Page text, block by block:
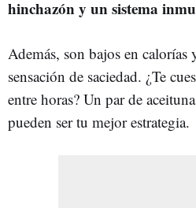
hinchazón y un sistema
Además, son bajos en calorías
sensación de saciedad. ¿Te
entre horas? Un par de
pueden ser tu mejor estrategia.